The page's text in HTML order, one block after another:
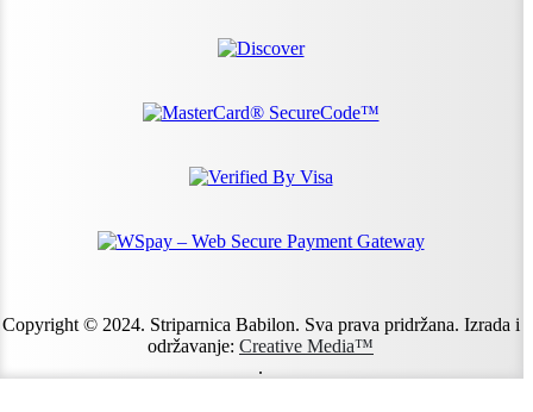
Copyright © 2024. Striparnica Babilon. Sva prava pridržana. Izrada i
održavanje: Creative Media™
.